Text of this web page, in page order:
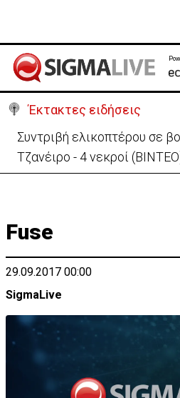
Έκτακτες ειδήσεις
Στις φλόγες όχημα δίπλα
Πρόλαβαν τα χειρότερα
Fuse
29.09.2017 00:00
SigmaLive